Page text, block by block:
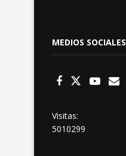
MEDIOS SOCIALES
Visitas:
5010299